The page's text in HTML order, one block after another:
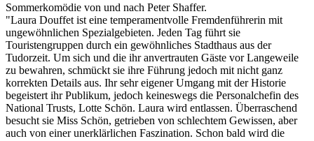
Sommerkomödie von und nach Peter Shaffer.
"Laura Douffet ist eine temperamentvolle Fremdenführerin mit
ungewöhnlichen Spezialgebieten. Jeden Tag führt sie
Touristengruppen durch ein gewöhnliches Stadthaus aus der
Tudorzeit. Um sich und die ihr anvertrauten Gäste vor Langeweile
zu bewahren, schmückt sie ihre Führung jedoch mit nicht ganz
korrekten Details aus. Ihr sehr eigener Umgang mit der Historie
begeistert ihr Publikum, jedoch keineswegs die Personalchefin des
National Trusts, Lotte Schön. Laura wird entlassen. Überraschend
besucht sie Miss Schön, getrieben von schlechtem Gewissen, aber
auch von einer unerklärlichen Faszination. Schon bald wird die